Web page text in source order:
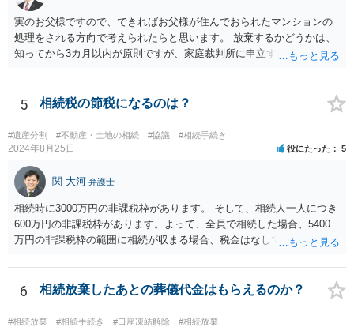
実のお父様ですので、できればお父様が住んでおられたマンションの
処理をされる方向で考えられたらと思います。 放棄するかどうかは、
知ってから3カ月以内が原則ですが、家庭裁判所に申立すれば3カ月の
放棄するかどうか決めることができます。 銀行やサラ金が数年も放置
することはありませんので、数年後に借金が発見される可能性はほぼ
ありません。 なお、私が扱った相続放棄を検討していた案件で、期間
伸長して調査したところ、サラ金に対する過払金など相当な財産が見
つかったため相続したという事例がありました。
5 相続税の節税になるのは？
#遺産分割 #不動産・土地の相続 #協議 #相続手続き
2024年8月25日 役にたった 5
関 大河 弁護士
相続時に3000万円の非課税枠があります。 そして、相続人一人につき
600万円の非課税枠があります。よって、全員で相続した場合、5400
万円の非課税枠の範囲に相続が収まる場合、税金はなしです。 一人が
範囲となります。 一般的には、全員で相続する方が税金はお得です。
また、全員で相続しても、話し合いの結果、親がすべて相続と決める
こともできます。この場合でも相続の非課税枠は、全員で相続した540
0万円分使えます。 父が亡くなり、母が全部相続すると、母から三人
6 相続放棄したあとの葬儀代金はもらえるのか？
#相続放棄 #相続手続き #口座凍結解除 #相続放棄